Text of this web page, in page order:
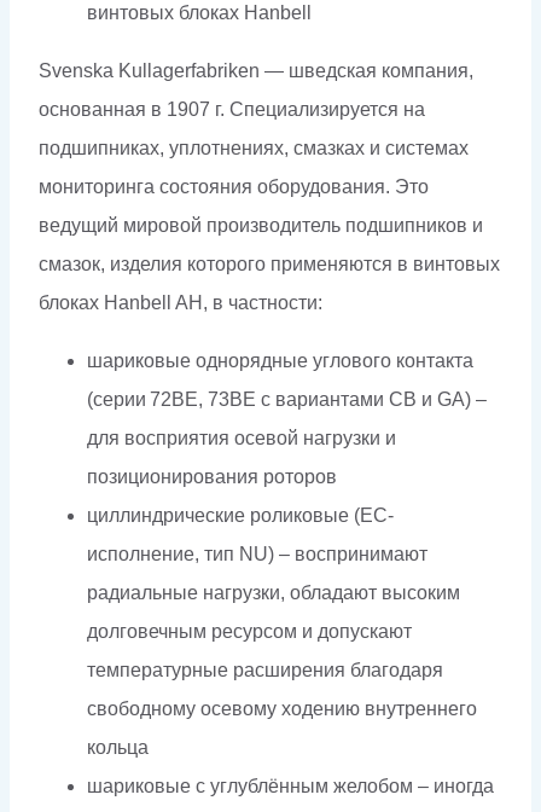
винтовых блоках Hanbell
Svenska Kullagerfabriken — шведская компания,
основанная в 1907 г. Специализируется на
подшипниках, уплотнениях, смазках и системах
мониторинга состояния оборудования. Это
ведущий мировой производитель подшипников и
смазок, изделия которого применяются в винтовых
блоках Hanbell AH, в частности:
шариковые однорядные углового контакта
(серии 72BE, 73BE с вариантами CB и GA) –
для восприятия осевой нагрузки и
позиционирования роторов
циллиндрические роликовые (EC-
исполнение, тип NU) – воспринимают
радиальные нагрузки, обладают высоким
долговечным ресурсом и допускают
температурные расширения благодаря
свободному осевому ходению внутреннего
кольца
шариковые с углублённым желобом – иногда